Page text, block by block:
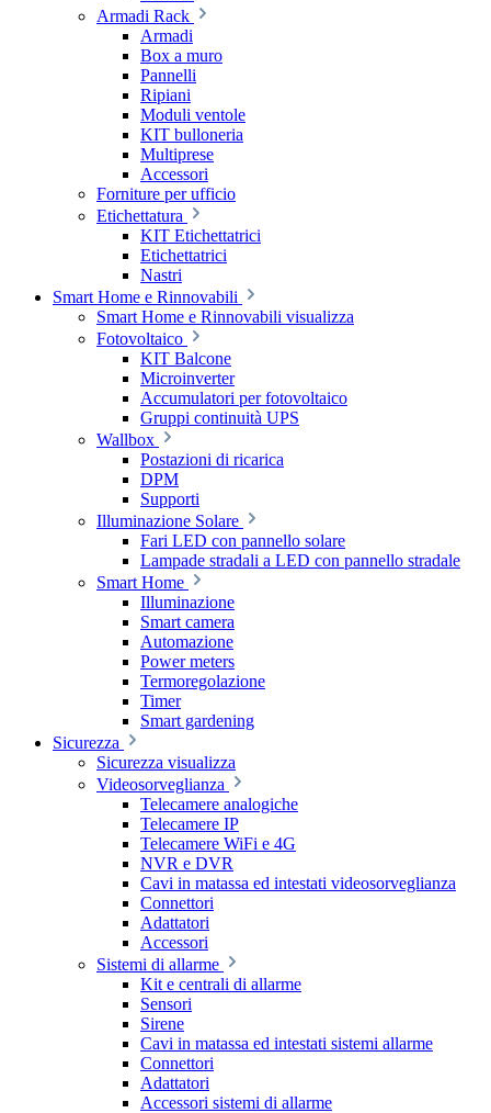
Armadi Rack
Armadi
Box a muro
Pannelli
Ripiani
Moduli ventole
KIT bulloneria
Multiprese
Accessori
Forniture per ufficio
Etichettatura
KIT Etichettatrici
Etichettatrici
Nastri
Smart Home e Rinnovabili
Smart Home e Rinnovabili visualizza
Fotovoltaico
KIT Balcone
Microinverter
Accumulatori per fotovoltaico
Gruppi continuità UPS
Wallbox
Postazioni di ricarica
DPM
Supporti
Illuminazione Solare
Fari LED con pannello solare
Lampade stradali a LED con pannello stradale
Smart Home
Illuminazione
Smart camera
Automazione
Power meters
Termoregolazione
Timer
Smart gardening
Sicurezza
Sicurezza visualizza
Videosorveglianza
Telecamere analogiche
Telecamere IP
Telecamere WiFi e 4G
NVR e DVR
Cavi in matassa ed intestati videosorveglianza
Connettori
Adattatori
Accessori
Sistemi di allarme
Kit e centrali di allarme
Sensori
Sirene
Cavi in matassa ed intestati sistemi allarme
Connettori
Adattatori
Accessori sistemi di allarme